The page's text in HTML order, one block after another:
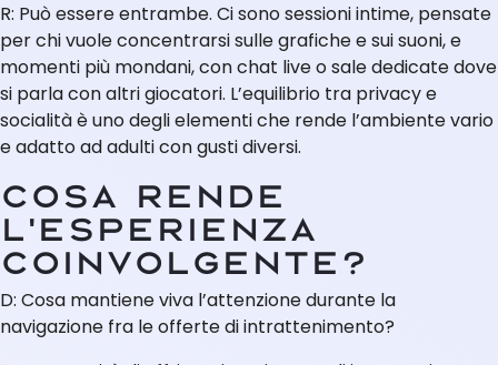
R: Può essere entrambe. Ci sono sessioni intime, pensate
per chi vuole concentrarsi sulle grafiche e sui suoni, e
momenti più mondani, con chat live o sale dedicate dove
si parla con altri giocatori. L’equilibrio tra privacy e
socialità è uno degli elementi che rende l’ambiente vario
e adatto ad adulti con gusti diversi.
Cosa rende
l’esperienza
coinvolgente?
D: Cosa mantiene viva l’attenzione durante la
navigazione fra le offerte di intrattenimento?